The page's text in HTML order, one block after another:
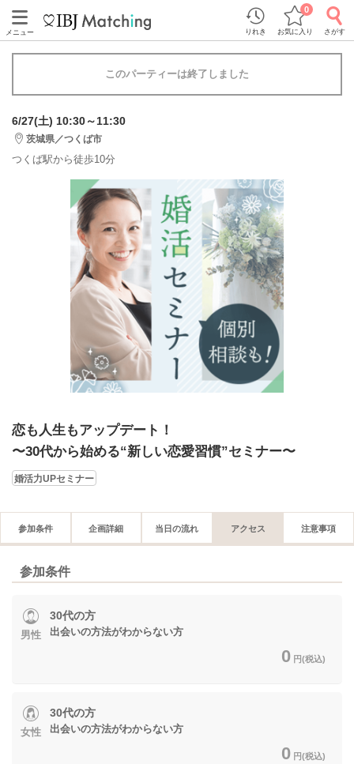
メニュー りれき お気に入り
0
さがす
このパーティーは終了しました
6/27(土) 10:30～11:30
茨城県／つくば市
つくば駅から徒歩10分
恋も人生もアップデート！
〜30代から始める“新しい恋愛習慣”セミナー〜
婚活力UPセミナー
参加条件 企画詳細 当日の流れ アクセス 注意事項
参加条件
男性
30代の方
出会いの方法がわからない方
0 円(税込)
女性
30代の方
出会いの方法がわからない方
0 円(税込)